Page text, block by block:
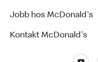
Jobb hos McDonald's
Kontakt McDonald's